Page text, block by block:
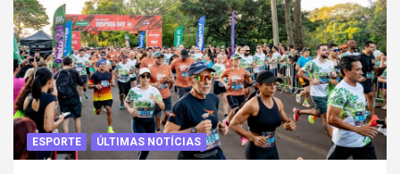
ESPORTE ÚLTIMAS NOTÍCIAS